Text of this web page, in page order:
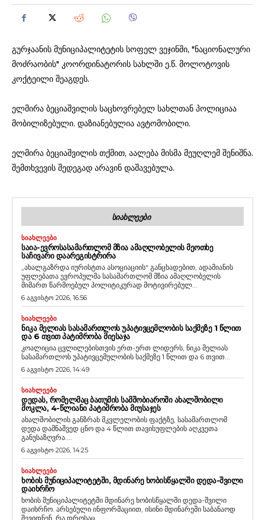
გურჯაანის მუნიციპალიტეტის სოფელ ვეჯინში, "ნაციონალური
მოძრაობის" კოორდინატორის სახლში ე.წ. მოლოტოვის
კოქტეილი შეაგდეს.
ელმირა ბეციაშვილის საცხოვრებელ სახლთან პოლიციაა
მობილიზებული. დაზიანებულია ავტომობილი.
ელმირა ბეციაშვილის თქმით, აალება მისმა მეუღლემ შენიშნა.
შემთხვევის შედეგად არავინ დაშავებულა.
ᲡᲘᲐᲮᲚᲔᲔᲑᲘ
ᲡᲘᲐᲮᲚᲔᲔᲑᲘ
ᲡᲐᲘᲐ-ᲔᲕᲠᲝᲡᲐᲡᲐᲛᲐᲠᲗᲚᲝᲛ ᲛᲖᲘᲐ ᲐᲛᲐᲦᲚᲝᲑᲔᲚᲘᲡ ᲛᲔᲝᲗᲮᲔ
ᲡᲐᲩᲘᲕᲐᲠᲘ ᲓᲐᲐᲠᲔᲒᲘᲡᲢᲠᲘᲠᲐ
„ახალგაზრდა იურისტთა ასოციაციის“ განცხადებით, ადამიანის
უფლებათა ევროპულმა სასამართლომ მზია ამაღლობელის
მიმართ წარმოებულ პოლიტიკურად მოტივირებულ...
6 აგვისტო 2026, 16:56
ᲡᲘᲐᲮᲚᲔᲔᲑᲘ
ᲜᲘᲙᲐ ᲛᲔᲚᲘᲐᲡ ᲡᲐᲡᲐᲛᲐᲠᲗᲚᲝᲡ ᲣᲞᲐᲢᲘᲕᲪᲔᲛᲚᲝᲑᲘᲡ ᲡᲐᲥᲛᲔᲖᲔ 1 ᲬᲚᲘᲗ
ᲓᲐ 6 ᲗᲕᲘᲗ ᲞᲐᲢᲘᲛᲠᲝᲑᲐ ᲛᲘᲔᲡᲐᲯᲐ
კოალიცია ცვლილებისთვის ერთ-ერთ ლიდერს, ნიკა მელიას
სასამართლოს უპატივცემულობის საქმეზე 1 წლით და 6 თვით...
6 აგვისტო 2026, 14:49
ᲡᲘᲐᲮᲚᲔᲔᲑᲘ
ᲓᲔᲓᲐᲡ, ᲠᲝᲛᲔᲚᲛᲐᲪ ᲑᲐᲗᲣᲛᲘᲡ ᲡᲐᲛᲨᲝᲑᲘᲐᲠᲝᲨᲘ ᲐᲮᲐᲚᲨᲝᲑᲘᲚᲘ
ᲛᲝᲙᲚᲐ, 4-ᲬᲚᲘᲐᲜᲘ ᲞᲐᲢᲘᲛᲠᲝᲑᲐ ᲛᲘᲣᲡᲐᲯᲔᲡ
ახალშობილის განზრახ მკვლელობის ფაქტზე, სასამართლომ
დედა დამნაშვედ ცნო და 4 წლით თავისუფლების აღკვეთა
განუსაზღვრა....
6 აგვისტო 2026, 14:25
ᲡᲘᲐᲮᲚᲔᲔᲑᲘ
ᲮᲝᲑᲘᲡ ᲛᲣᲜᲘᲪᲘᲞᲐᲚᲘᲢᲔᲢᲨᲘ, ᲛᲓᲘᲜᲐᲠᲔ ᲮᲝᲑᲘᲡᲬᲧᲐᲚᲨᲘ ᲓᲔᲓᲐ-ᲨᲕᲘᲚᲘ
ᲓᲐᲘᲮᲠᲩᲝ
ხობის მუნიციპალიტეტში მდინარე ხობისწყალში დედა-შვილი
დაიხრჩო. არსებული ინფორმაციით, ისინი მდინარეში საბანაოდ
შევიდნენ, რა დროსაც...